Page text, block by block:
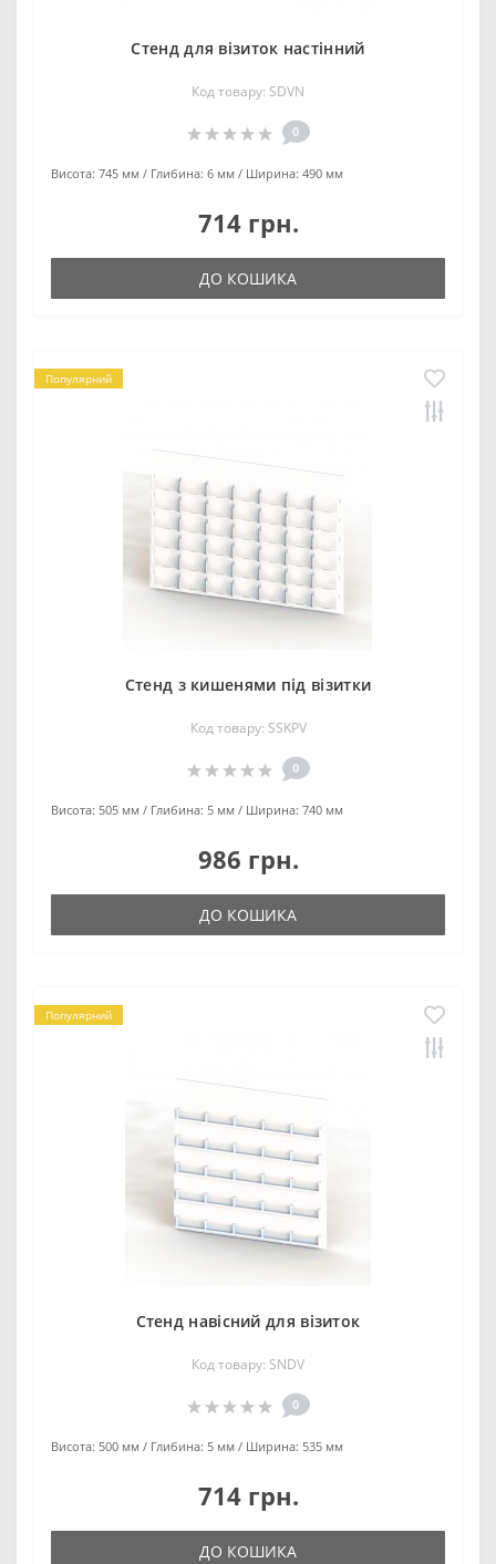
Стенд для візиток настінний
Код товару: SDVN
0
Висота: 745 мм Глибина: 6 мм Ширина: 490 мм
714 грн.
ДО КОШИКА
Популярний
Стенд з кишенями під візитки
Код товару: SSKPV
0
Висота: 505 мм Глибина: 5 мм Ширина: 740 мм
986 грн.
ДО КОШИКА
Популярний
Стенд навісний для візиток
Код товару: SNDV
0
Висота: 500 мм Глибина: 5 мм Ширина: 535 мм
714 грн.
ДО КОШИКА